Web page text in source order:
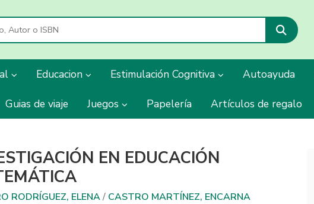
Educacion Estimulación Cognitiva Autoayuda
Guias de viaje Juegos Papelería Artículos de regalo
EN EDUCACIÓN
RODRÍGUEZ, ELENA/ CASTRO MARTÍNEZ, ENCARNA